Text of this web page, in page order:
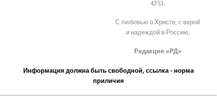
4353.
С любовью о Христе, с верой
и надеждой в Россию,
Редакция «РД»
Информация должна быть свободной, ссылка - норма
приличия